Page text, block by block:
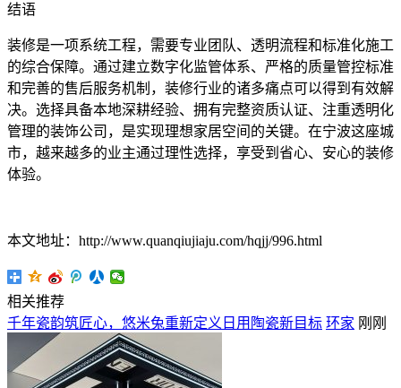
结语
装修是一项系统工程，需要专业团队、透明流程和标准化施工
的综合保障。通过建立数字化监管体系、严格的质量管控标准
和完善的售后服务机制，装修行业的诸多痛点可以得到有效解
决。选择具备本地深耕经验、拥有完整资质认证、注重透明化
管理的装饰公司，是实现理想家居空间的关键。在宁波这座城
市，越来越多的业主通过理性选择，享受到省心、安心的装修
体验。
本文地址：http://www.quanqiujiaju.com/hqjj/996.html
相关推荐
千年瓷韵筑匠心，悠米兔重新定义日用陶瓷新目标 环家 刚刚